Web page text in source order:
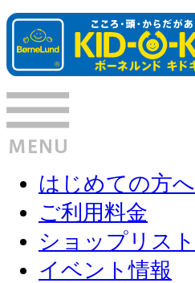
はじめての方へ
ご利用料金
ショップリスト
イベント情報